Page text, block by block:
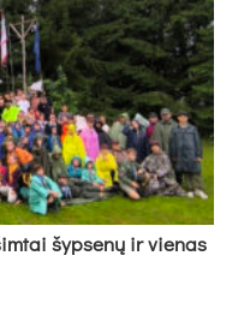
šyp­se­nų ir vie­nas